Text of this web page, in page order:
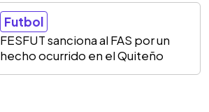
Futbol
FESFUT sanciona al FAS por un
hecho ocurrido en el Quiteño